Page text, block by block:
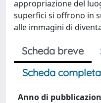
appropriazione del
superfici si offrono in
alle immagini di
Scheda breve
Scheda
Anno di